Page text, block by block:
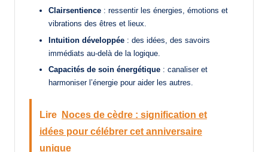
Clairsentience : ressentir les énergies, émotions et
vibrations des êtres et lieux.
Intuition développée : des idées, des savoirs
immédiats au-delà de la logique.
Capacités de soin énergétique : canaliser et
harmoniser l’énergie pour aider les autres.
Lire
Noces de cèdre : signification et
idées pour célébrer cet anniversaire
unique